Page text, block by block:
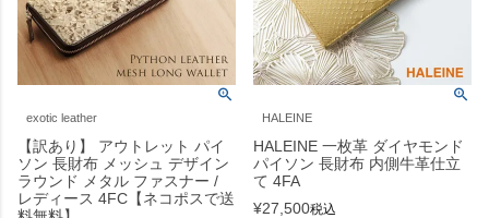
exotic leather
【訳あり】 アウトレット パイ
ソン 長財布 メッシュ デザイン
ラウンド メタル ファスナー /
レディース 4FC【ネコポスで送
HALEINE
HALEINE 一枚革 ダイヤモンド
パイソン 長財布 内側牛革仕立
て 4FA
¥27,500税込